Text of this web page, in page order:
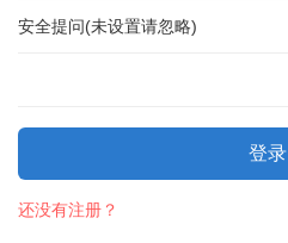
安全提问(未设置请忽略)
登录
还没有注册？